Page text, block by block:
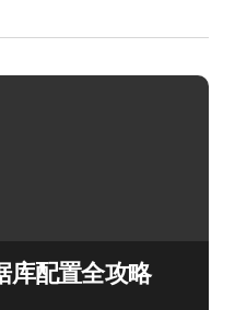
库配置全攻略